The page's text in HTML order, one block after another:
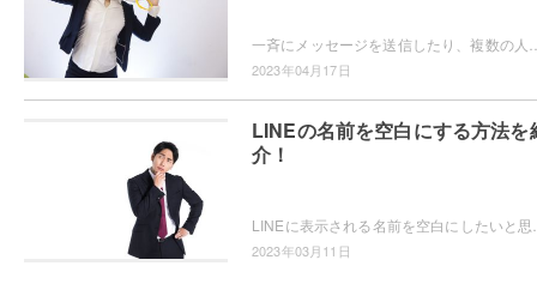
2023年04月17日
LINEの名前を空白にする方法を
介！
2023年03月11日